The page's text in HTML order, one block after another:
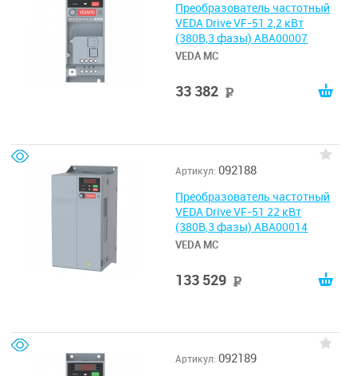
Преобразователь частотный
VEDA Drive VF-51 2,2 кВт
(380В,3 фазы) ABA00007
VEDA MC
33 382
Артикул: 092188
Преобразователь частотный
VEDA Drive VF-51 22 кВт
(380В,3 фазы) ABA00014
VEDA MC
133 529
Артикул: 092189